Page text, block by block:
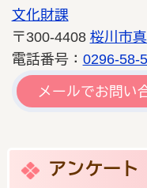
文化財課
〒300-4408 桜川市
電話番号： 0296-58-
メールでお問い
アンケート